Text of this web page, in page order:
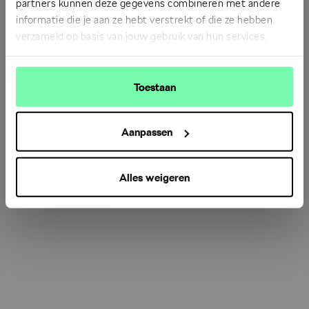
partners kunnen deze gegevens combineren met andere
informatie die je aan ze hebt verstrekt of die ze hebben
verzameld op basis van jouw gebruik van hun services.
Toestaan
Aanpassen
Alles weigeren